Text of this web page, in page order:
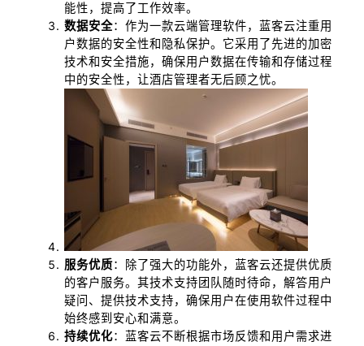
能性，提高了工作效率。
数据安全：作为一款云端管理软件，蓝客云注重用
户数据的安全性和隐私保护。它采用了先进的加密
技术和安全措施，确保用户数据在传输和存储过程
中的安全性，让酒店管理者无后顾之忧。
服务优质：除了强大的功能外，蓝客云还提供优质
的客户服务。其技术支持团队随时待命，解答用户
疑问、提供技术支持，确保用户在使用软件过程中
始终感到安心和满意。
持续优化：蓝客云不断根据市场反馈和用户需求进